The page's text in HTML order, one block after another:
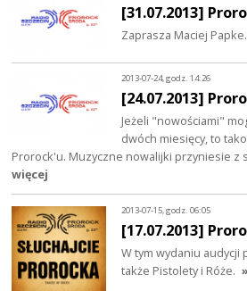
[31.07.2013]
Zaprasza Maciej Papke.
2013-07-24, godz. 14:26
[24.07.2013]
Jeżeli "nowościami"
dwóch miesięcy, to
Prorock'u. Muzyczne nowalijki przyniesie z
więcej
2013-07-15, godz. 06:05
[17.07.2013]
W tym wydaniu audycji
także Pistolety i Róże.